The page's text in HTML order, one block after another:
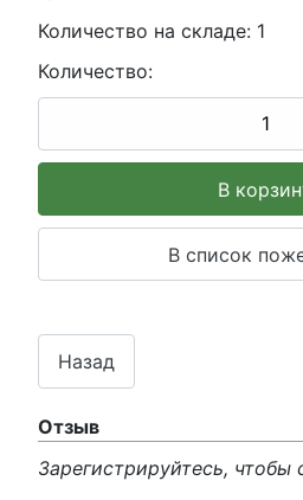
Количество на складе: 1
Количество:
Отзыв
Зарегистрируйтесь, чтобы